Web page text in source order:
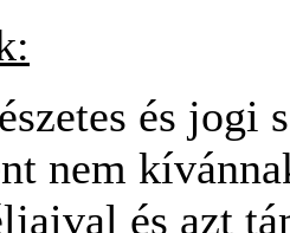
és jogi
nem
és azt